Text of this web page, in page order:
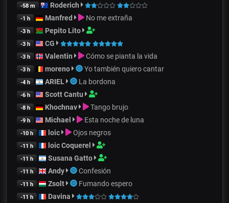
-58 m Roderich
-1 h Manfred No me extraña
-3 h Pepito Lito
-3 h CG
-3 h Valentin Cómo se pianta la vida
-3 h moreno Yo también quiero cantar
-4 h ARIEL La bordona
-6 h Scott Cantu
-8 h Khochnav Tango brujo
-9 h Michael Esta noche de luna
-10 h loic Ojos negros
-11 h loic Coquerel
-11 h Susana Gatto
-11 h Andy Confesión
-11 h Zsolt Fumando espero
-11 h Davina